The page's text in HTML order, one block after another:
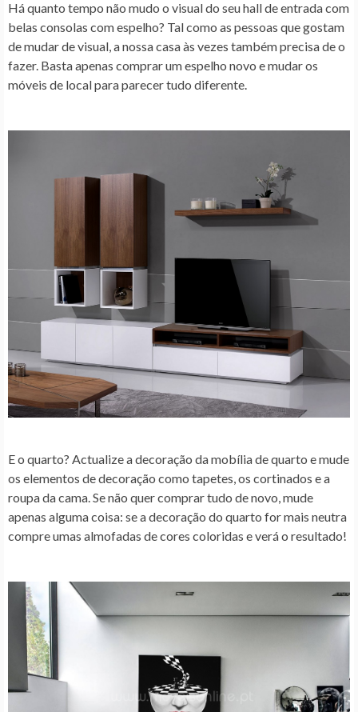
Há quanto tempo não mudo o visual do seu hall de entrada com
belas consolas com espelho? Tal como as pessoas que gostam
de mudar de visual, a nossa casa às vezes também precisa de o
fazer. Basta apenas comprar um espelho novo e mudar os
móveis de local para parecer tudo diferente.
E o quarto? Actualize a decoração da mobília de quarto e mude
os elementos de decoração como tapetes, os cortinados e a
roupa da cama. Se não quer comprar tudo de novo, mude
apenas alguma coisa: se a decoração do quarto for mais neutra
compre umas almofadas de cores coloridas e verá o resultado!